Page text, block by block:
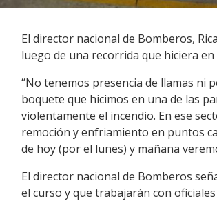
Facebook
WhatsApp
El director nacional de Bomberos,
luego de una recorrida que hiciera
“No tenemos presencia de llamas ni
boquete que hicimos en una de las
violentamente el incendio. En ese
remoción y enfriamiento en puntos
de hoy (por el lunes) y mañana
El director nacional de Bomberos
el curso y que trabajarán con